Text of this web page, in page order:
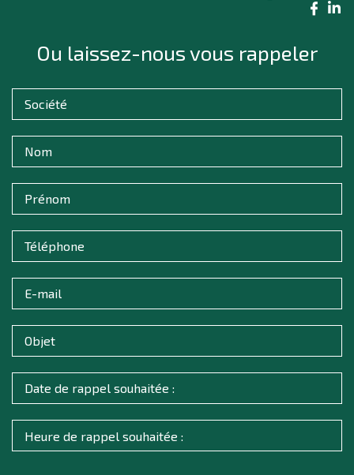
Ou laissez-nous vous rappeler